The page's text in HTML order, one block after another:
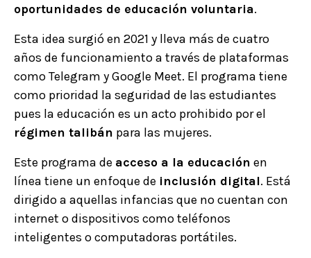
oportunidades de educación voluntaria.
Esta idea surgió en 2021 y lleva más de cuatro
años de funcionamiento a través de plataformas
como Telegram y Google Meet. El programa tiene
como prioridad la seguridad de las estudiantes
pues la educación es un acto prohibido por el
régimen talibán para las mujeres.
Este programa de acceso a la educación en
línea tiene un enfoque de inclusión digital. Está
dirigido a aquellas infancias que no cuentan con
internet o dispositivos como teléfonos
inteligentes o computadoras portátiles.